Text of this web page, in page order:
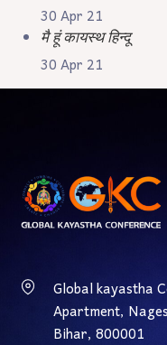
30 Apr 21
मै हूं कायस्थ हिन्दू
30 Apr 21
Global kayastha
Apartment,
Bihar, 800001